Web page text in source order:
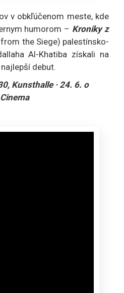
v obkľúčenom meste, kde
humorom – Kroniky z
the Siege) palestínsko-
Al-Khatiba získali na
debut.
Kunsthalle · 24. 6. o